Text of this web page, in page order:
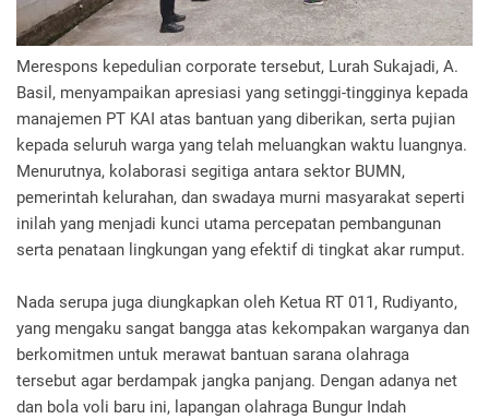
Merespons kepedulian corporate tersebut, Lurah Sukajadi, A.
Basil, menyampaikan apresiasi yang setinggi-tingginya kepada
manajemen PT KAI atas bantuan yang diberikan, serta pujian
kepada seluruh warga yang telah meluangkan waktu luangnya.
Menurutnya, kolaborasi segitiga antara sektor BUMN,
pemerintah kelurahan, dan swadaya murni masyarakat seperti
inilah yang menjadi kunci utama percepatan pembangunan
serta penataan lingkungan yang efektif di tingkat akar rumput.
Nada serupa juga diungkapkan oleh Ketua RT 011, Rudiyanto,
yang mengaku sangat bangga atas kekompakan warganya dan
berkomitmen untuk merawat bantuan sarana olahraga
tersebut agar berdampak jangka panjang. Dengan adanya net
dan bola voli baru ini, lapangan olahraga Bungur Indah